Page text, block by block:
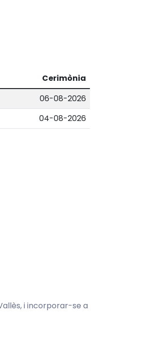
Cerimònia
06-08-2026
04-08-2026
i incorporar-se a